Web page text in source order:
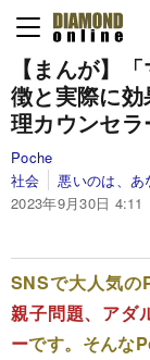
【まんが】
徴と実際に
理カウンセラ
Poche
社会
悪いのは、
2023年9月30日 4:11
SNSで大人気の
親子問題、アダ
ーです。そんな